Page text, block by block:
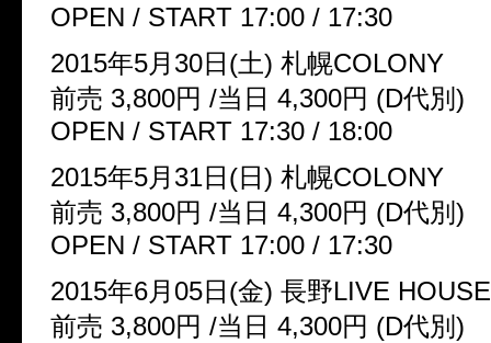
OPEN / START 17:00 / 17:30
2015年5月30日(土) 札幌COLONY
前売 3,800円 /当日 4,300円 (D代別)
OPEN / START 17:30 / 18:00
2015年5月31日(日) 札幌COLONY
前売 3,800円 /当日 4,300円 (D代別)
OPEN / START 17:00 / 17:30
2015年6月05日(金) 長野LIVE
前売 3,800円 /当日 4,300円 (D代別)